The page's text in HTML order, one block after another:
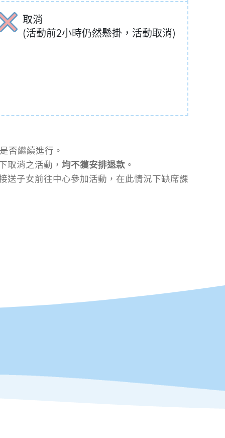
取消
(活動前2小時仍然懸掛，活動取消)
否繼續進行。
取消之活動， 均不獲安排退款 。
送子女前往中心參加活動，在此情況下缺席課